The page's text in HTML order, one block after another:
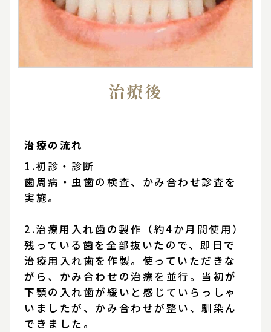
治療後
治療の流れ
1.初診・診断
歯周病・虫歯の検査、かみ合わせ診査を
実施。
2.治療用入れ歯の製作（約4か月間使用）
残っている歯を全部抜いたので、即日で
治療用入れ歯を作製。使っていただきな
がら、かみ合わせの治療を並行。当初が
下顎の入れ歯が緩いと感じていらっしゃ
いましたが、かみ合わせが整い、馴染ん
できました。